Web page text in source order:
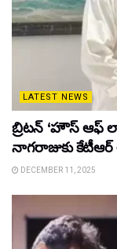
LATEST NEWS
బ్రిటన్ ‘హౌస్ ఆఫ్
నాగరాజుకు
DECEMBER 11, 2025